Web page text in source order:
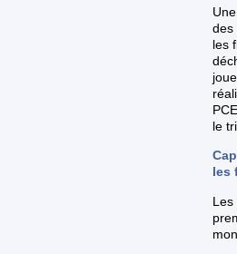
des
les
le
les
Les